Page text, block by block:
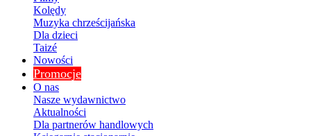
Kolędy
Muzyka chrześcijańska
Dla dzieci
Taizé
Nowości
Promocje
O nas
Nasze wydawnictwo
Aktualności
Dla partnerów handlowych